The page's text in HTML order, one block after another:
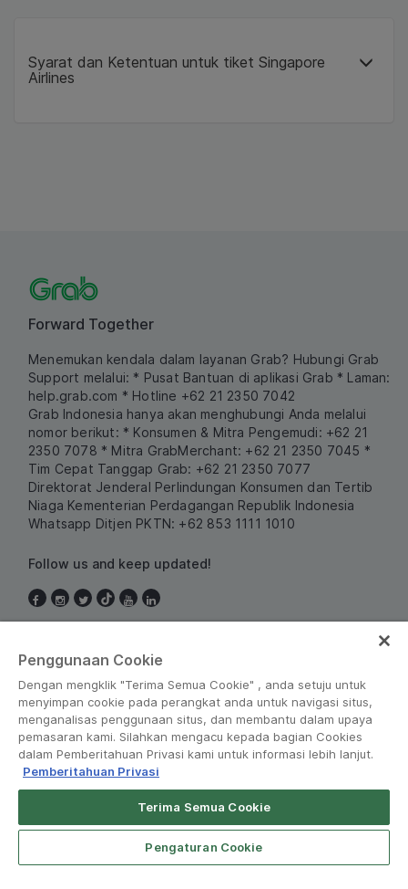
Syarat dan Ketentuan untuk tiket Singapore
Airlines
Forward Together
Menemukan kendala dalam layanan Grab? Hubungi Grab
Support melalui: * Pusat Bantuan di aplikasi Grab * Laman:
help.grab.com * Hotline +62 21 2350 7042
Grab Indonesia hanya akan menghubungi Anda melalui
nomor berikut: * Konsumen & Mitra Pengemudi: +62 21
2350 7078 * Mitra GrabMerchant: +62 21 2350 7045 *
Tim Cepat Tanggap Grab: +62 21 2350 7077
Direktorat Jenderal Perlindungan Konsumen dan Tertib
Niaga Kementerian Perdagangan Republik Indonesia
Whatsapp Ditjen PKTN: +62 853 1111 1010
Follow us and keep updated!
© Grab 2010 - 2026
Penggunaan Cookie
Dengan mengklik "Terima Semua Cookie" , anda setuju untuk
menyimpan cookie pada perangkat anda untuk navigasi situs,
menganalisas penggunaan situs, dan membantu dalam upaya
pemasaran kami. Silahkan mengacu kepada bagian Cookies
dalam Pemberitahuan Privasi kami untuk informasi lebih lanjut.
Pemberitahuan Privasi
Terima Semua Cookie
Pengaturan Cookie